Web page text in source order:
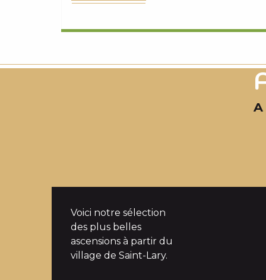
Voici notre sélection
des plus belles
ascensions à partir du
village de Saint-Lary.